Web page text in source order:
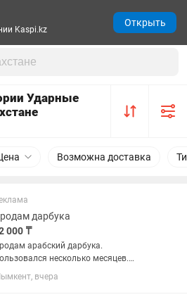
Ударные
Возможна доставка
дарбука
000 ₸
арабский дарбука.
несколько месяцев.
хороший инструмент. Нет
Звоните пишите будем
вчера
Kaspi.kz
Открыть